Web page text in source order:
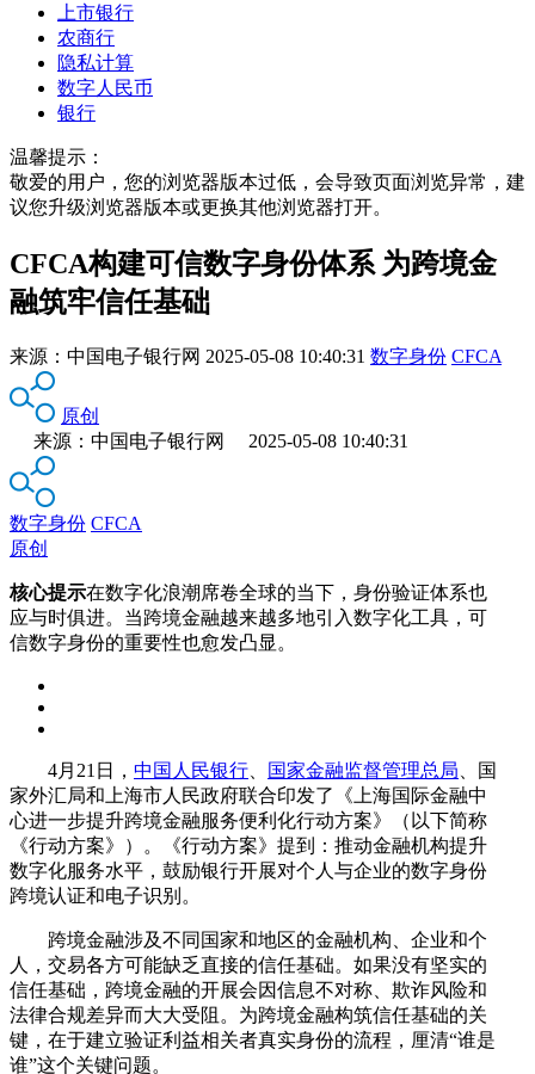
上市银行
农商行
隐私计算
数字人民币
银行
温馨提示：
敬爱的用户，您的浏览器版本过低，会导致页面浏览异常，建
议您升级浏览器版本或更换其他浏览器打开。
CFCA构建可信数字身份体系 为跨境金
融筑牢信任基础
来源： 中国电子银行网 2025-05-08 10:40:31 数字身份 CFCA
原创
来源：中国电子银行网 2025-05-08 10:40:31
数字身份 CFCA
原创
核心提示在数字化浪潮席卷全球的当下，身份验证体系也
应与时俱进。当跨境金融越来越多地引入数字化工具，可
信数字身份的重要性也愈发凸显。
4月21日， 中国人民银行 国家金融监督管理总局 、国
家外汇局和上海市人民政府联合印发了《上海国际金融中
心进一步提升跨境金融服务便利化行动方案》（以下简称
《行动方案》）。《行动方案》提到：推动金融机构提升
数字化服务水平，鼓励银行开展对个人与企业的数字身份
跨境认证和电子识别。
跨境金融涉及不同国家和地区的金融机构、企业和个
人，交易各方可能缺乏直接的信任基础。如果没有坚实的
信任基础，跨境金融的开展会因信息不对称、欺诈风险和
法律合规差异而大大受阻。为跨境金融构筑信任基础的关
键，在于建立验证利益相关者真实身份的流程，厘清“谁是
谁”这个关键问题。